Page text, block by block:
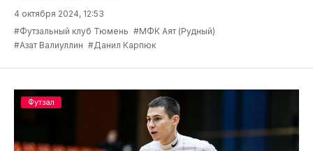
4 октября 2024, 12:53
#Футзальный клуб Тюмень #МФК Аят (Рудный)
#Азат Валиуллин #Данил Карпюк
Футзал